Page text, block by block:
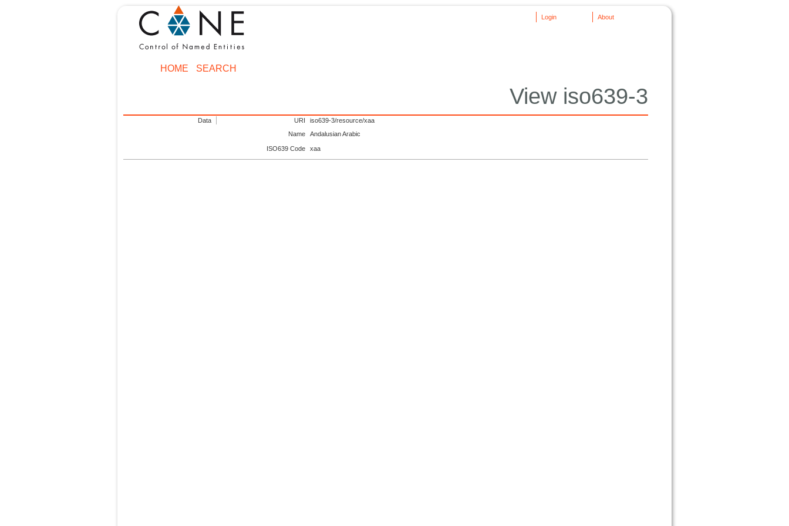
About
Login
HOME SEARCH
View iso639-3
Data URI
iso639-3/resource/xaa
Name
Andalusian Arabic
ISO639 Code xaa